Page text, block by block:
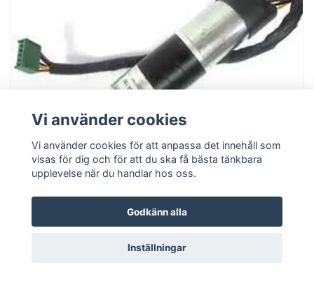
ZCS Motor Reducer
4 803 kr
Vi använder cookies
Vi använder cookies för att anpassa det innehåll som
visas för dig och för att du ska få bästa tänkbara
upplevelse när du handlar hos oss.
Godkänn alla
Inställningar